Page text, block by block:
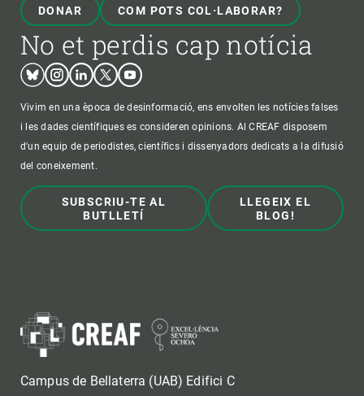
DONAR COM POTS COL·LABORAR?
No et perdis cap notícia
BlueskyInstagram
LinkedinTwitterYoutube
Vivim en una època de desinformació, ens envolten les notícies falses
i les dades científiques es consideren opinions. Al CREAF disposem
d'un equip de periodistes, científics i dissenyadors dedicats a la difusió
del coneixement.
SUBSCRIU-TE AL
BUTLLETÍ
LLEGEIX EL
BLOG!
Campus de Bellaterra (UAB) Edifici C